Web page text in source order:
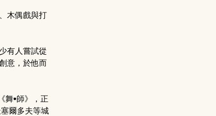
木偶戲與打
有人嘗試從
意，於他而
舞•師》，正
爾多夫等城